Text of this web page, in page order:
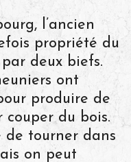
l’ancien
propriété du
deux biefs.
ont
produire de
du bois.
de tourner dans
on peut